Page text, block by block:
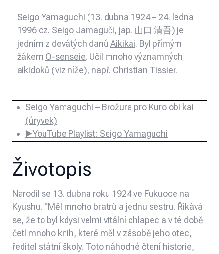
Seigo Yamaguchi (13. dubna 1924 – 24. ledna
1996 cz. Seigo Jamaguči, jap. 山口 清吾) je
jedním z devátých danů Aikikai. Byl přímým
žákem O-senseie. Učil mnoho významných
aikidoků (viz níže), např. Christian Tissier.
Seigo Yamaguchi – Brožura pro Kuro obi kai
(úryvek)
▶️YouTube Playlist: Seigo Yamaguchi
Životopis
Narodil se 13. dubna roku 1924 ve Fukuoce na
Kyushu. “Měl mnoho bratrů a jednu sestru. Říkává
se, že to byl kdysi velmi vitální chlapec a v té době
četl mnoho knih, které měl v zásobě jeho otec,
ředitel státní školy. Toto náhodné čtení historie,